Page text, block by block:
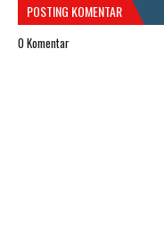
POSTING KOMENTAR
0 Komentar